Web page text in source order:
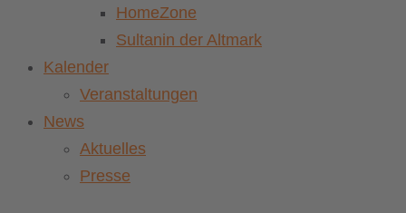
HomeZone
Sultanin der Altmark
Kalender
Veranstaltungen
News
Aktuelles
Presse